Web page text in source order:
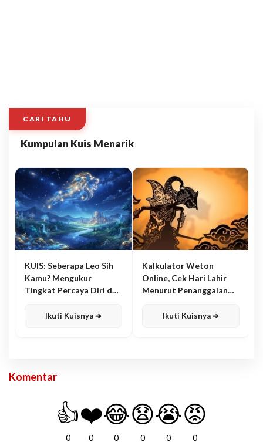
CARI TAHU
Kumpulan Kuis Menarik
KUIS: Seberapa Leo Sih
Kamu? Mengukur
Tingkat Percaya Diri dan
Ikuti Kuisnya ➔
Kalkulator Weton
Online, Cek Hari Lahir
Menurut Penanggalan
Ikuti Kuisnya ➔
Komentar
👍
0
❤️
0
😂
0
😧
0
😭
0
😡
0